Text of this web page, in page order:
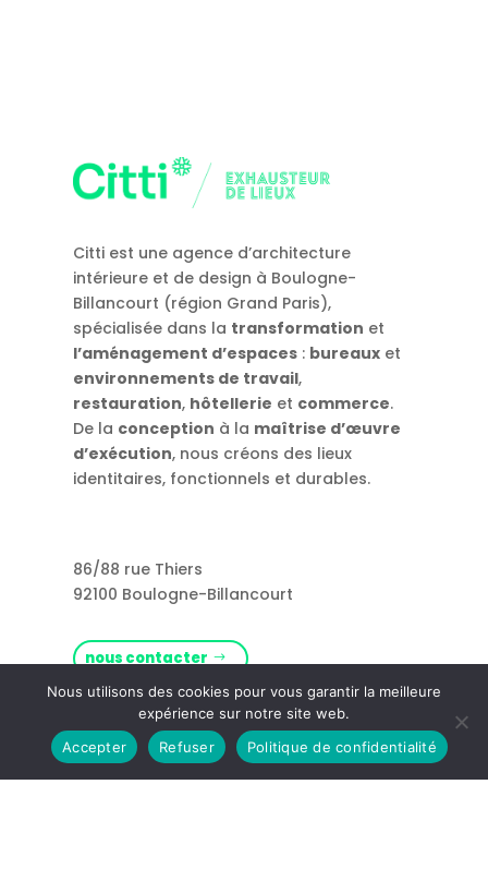
Citti est une agence d’architecture
intérieure et de design à Boulogne-
Billancourt (région Grand Paris),
spécialisée dans la transformation et
l’aménagement d’espaces : bureaux et
environnements de travail,
restauration, hôtellerie et commerce.
De la conception à la maîtrise d’œuvre
d’exécution, nous créons des lieux
identitaires, fonctionnels et durables.
86/88 rue Thiers
92100 Boulogne-Billancourt
nous contacter
Rejoignez-nous !
Nous utilisons des cookies pour vous garantir la meilleure
expérience sur notre site web.
Accepter
Refuser Politique de confidentialité